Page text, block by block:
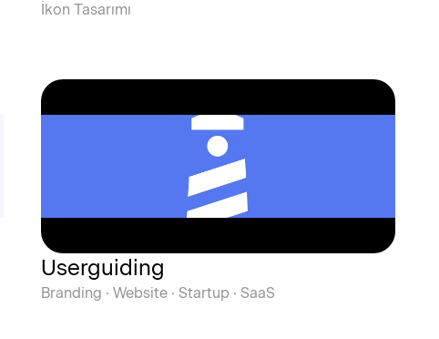
İkon Tasarımı
Userguiding
Branding · Website · Startup · SaaS